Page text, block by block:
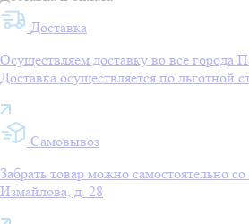
Доставка
Осуществляем доставку во все города
Доставка осуществляется по льготной
Самовывоз
Забрать товар можно самостоятельно
Измайлова, д. 28